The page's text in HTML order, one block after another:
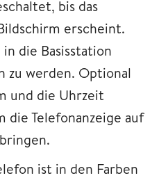
bis das
erscheint.
die Basisstation
zu werden. Optional
und die Uhrzeit
die Telefonanzeige auf
ist in den Farben